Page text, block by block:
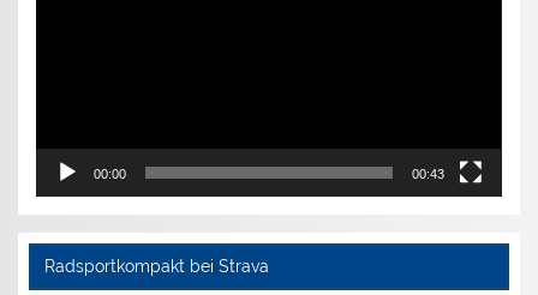
00:00 00:43
Radsportkompakt bei Strava